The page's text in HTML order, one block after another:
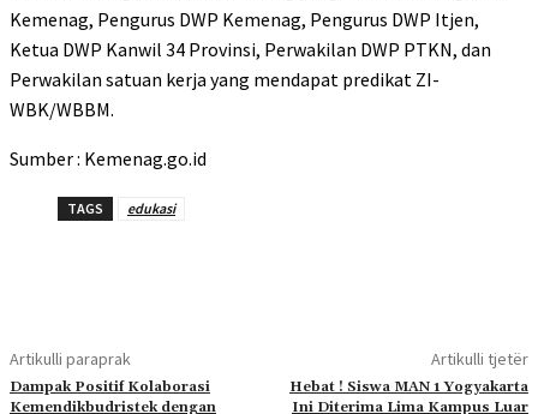
Kemenag, Pengurus DWP Kemenag, Pengurus DWP Itjen,
Ketua DWP Kanwil 34 Provinsi, Perwakilan DWP PTKN, dan
Perwakilan satuan kerja yang mendapat predikat ZI-
WBK/WBBM.
Sumber : Kemenag.go.id
TAGS edukasi
Artikulli paraprak
Dampak Positif Kolaborasi
Kemendikbudristek dengan
Artikulli tjetër
Hebat ! Siswa MAN 1 Yogyakarta
Ini Diterima Lima Kampus Luar